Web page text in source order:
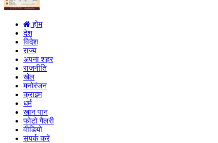
होम
देश
विदेश
राज्य
अपना शहर
राजनीति
खेल
मनोरंजन
क्राइम
धर्म
खान पान
फोटो गैलरी
वीडियो
संपर्क करें